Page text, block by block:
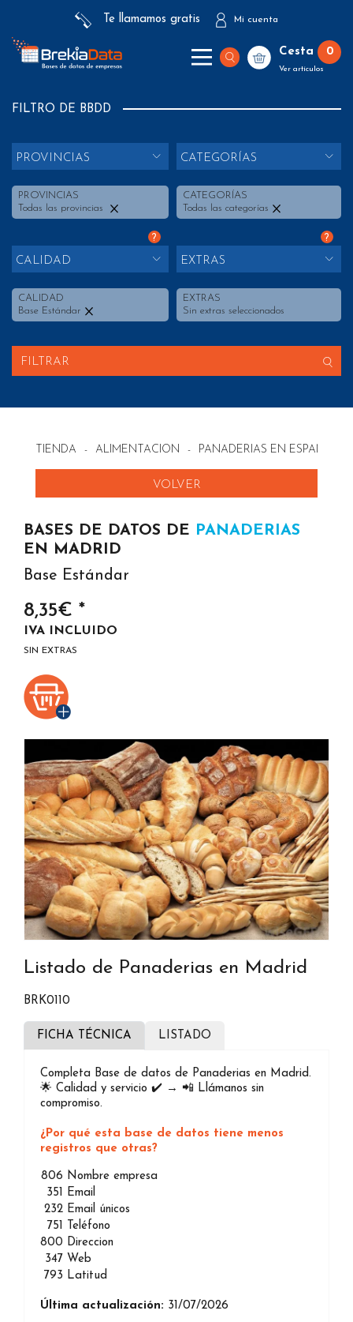
Te llamamos gratis Mi cuenta
Cesta 0
Ver artículos
FILTRO DE BBDD
PROVINCIAS
PROVINCIAS
Todas las provincias
CATEGORÍAS
CATEGORÍAS
Todas las categorías
?
CALIDAD
CALIDAD
Base Estándar
?
EXTRAS
EXTRAS
Sin extras seleccionados
FILTRAR
TIENDA - ALIMENTACION - PANADERIAS EN ESPAÑA
VOLVER
BASES DE DATOS DE PANADERIAS
EN MADRID
Base Estándar
8,35€ *
IVA INCLUIDO
SIN EXTRAS
Listado de Panaderias en Madrid
BRK0110
FICHA TÉCNICA LISTADO
Completa Base de datos de Panaderias en Madrid.
🌟 Calidad y servicio ✔️ → 📲 Llámanos sin
compromiso.
¿Por qué esta base de datos tiene menos
registros que otras?
806 Nombre empresa
351 Email
232 Email únicos
751 Teléfono
800 Direccion
347 Web
793 Latitud
Última actualización: 31/07/2026